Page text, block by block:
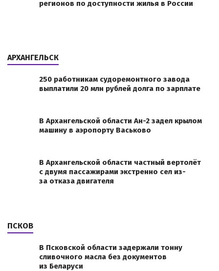
регионов по доступности жилья в России
АРХАНГЕЛЬСК
250 работникам судоремонтного завода
выплатили 20 млн рублей долга по зарплате
В Архангельской области Ан-2 задел крылом
машину в аэропорту Васьково
В Архангельской области частный вертолёт
с двумя пассажирами экстренно сел из-
за отказа двигателя
ПСКОВ
В Псковской области задержали тонну
сливочного масла без документов
из Беларуси